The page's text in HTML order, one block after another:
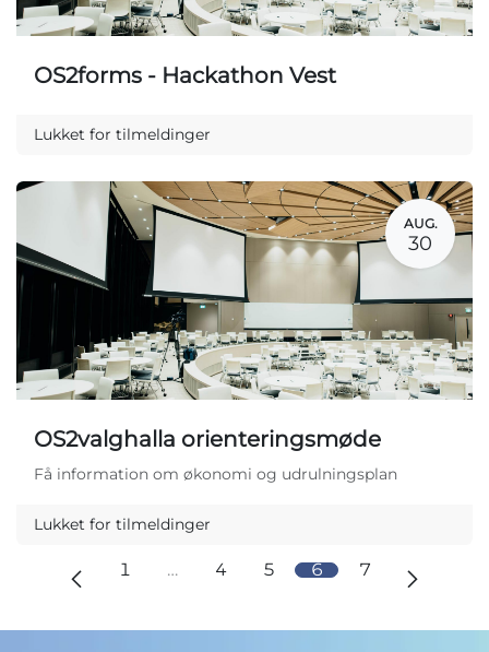
OS2forms - Hackathon Vest
Lukket for tilmeldinger
AUG.
30
OS2valghalla orienteringsmøde
Få information om økonomi og udrulningsplan
Lukket for tilmeldinger
1 … 4 5 6 7